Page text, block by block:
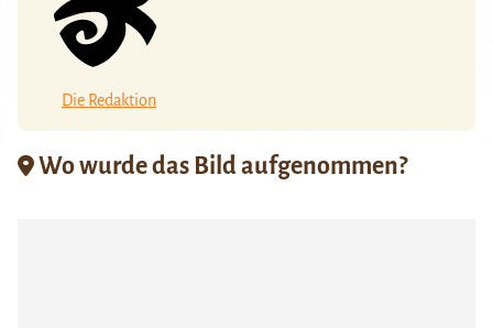
Die Redaktion
Wo wurde das Bild aufgenommen?